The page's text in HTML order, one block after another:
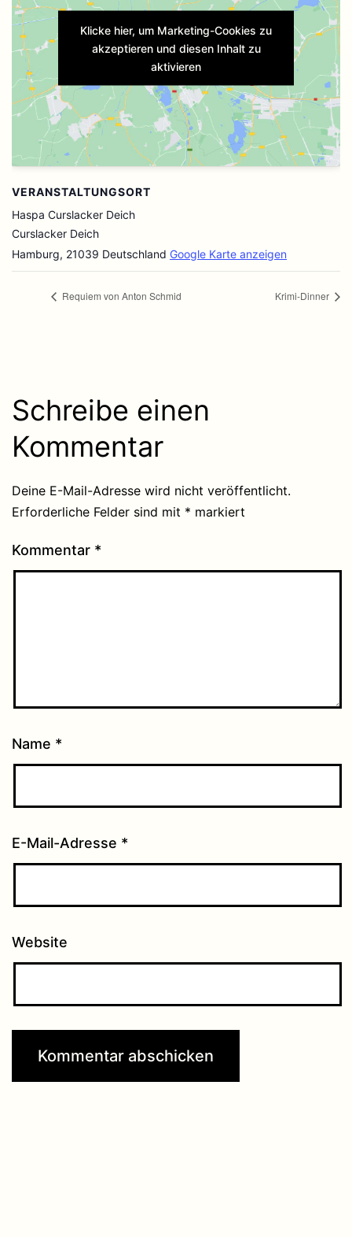
VERANSTALTUNGSORT
Haspa Curslacker Deich
Curslacker Deich
Hamburg, 21039 Deutschland Google Karte anzeigen
Klicke hier, um Marketing-Cookies zu
akzeptieren und diesen Inhalt zu
aktivieren
Requiem von Anton Schmid Krimi-Dinner
Schreibe einen
Kommentar
Deine E-Mail-Adresse wird nicht veröffentlicht.
Erforderliche Felder sind mit * markiert
Kommentar *
Name *
E-Mail-Adresse *
Website